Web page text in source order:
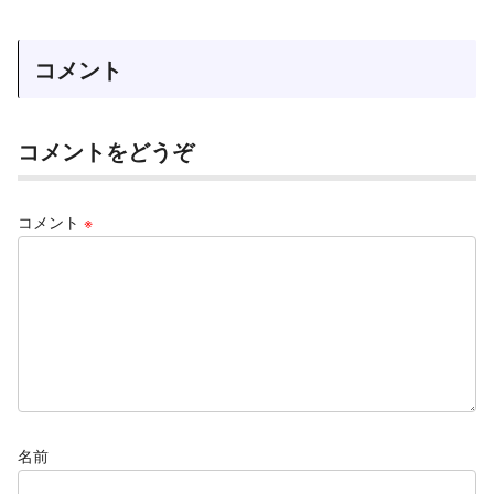
コメント
コメントをどうぞ
コメント ※
名前